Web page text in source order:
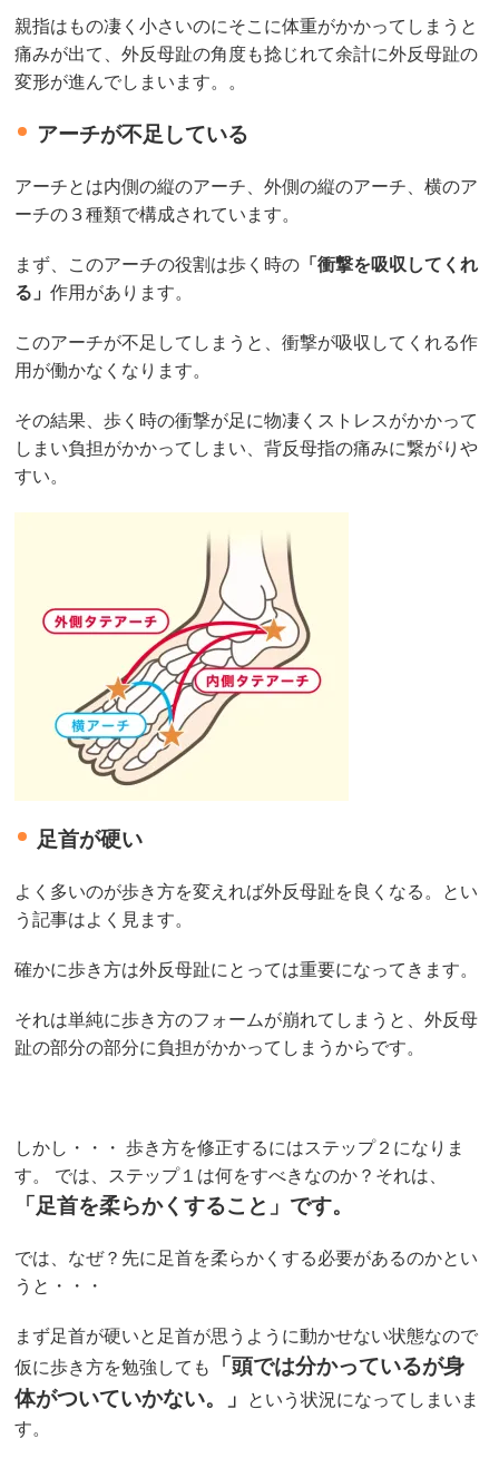
親指はもの凄く小さいのにそこに体重がかかってしまうと
痛みが出て、外反母趾の角度も捻じれて余計に外反母趾の
変形が進んでしまいます。。
アーチが不足している
アーチとは内側の縦のアーチ、外側の縦のアーチ、横のア
ーチの３種類で構成されています。
まず、このアーチの役割は歩く時の 「衝撃を吸収してくれ
る」作用があります。
このアーチが不足してしまうと、衝撃が吸収してくれる作
用が働かなくなります。
その結果、歩く時の衝撃が足に物凄くストレスがかかって
しまい負担がかかってしまい、背反母指の痛みに繋がりや
すい。
足首が硬い
よく多いのが歩き方を変えれば外反母趾を良くなる。とい
う記事はよく見ます。
確かに歩き方は外反母趾にとっては重要になってきます。
それは単純に歩き方のフォームが崩れてしまうと、外反母
趾の部分の部分に負担がかかってしまうからです。
しかし・・・ 歩き方を修正するにはステップ２になりま
す。 では、ステップ１は何をすべきなのか？それは、
「足首を柔らかくすること」です。
では、なぜ？先に足首を柔らかくする必要があるのかとい
うと・・・
まず足首が硬いと足首が思うように動かせない状態なので
仮に歩き方を勉強しても
「頭では分かっているが身
体がついていかない。」
という状況になってしまいま
す。